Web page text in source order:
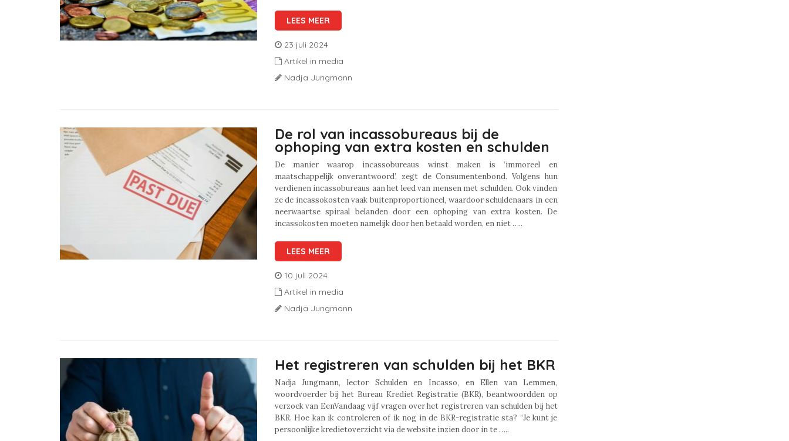
LEES MEER
23 juli 2024
Artikel in media
Nadja Jungmann
De rol van incassobureaus bij de
ophoping van extra kosten en schulden
De manier waarop incassobureaus winst maken is ‘immoreel en
maatschappelijk onverantwoord’, zegt de Consumentenbond. Volgens hun
verdienen incassobureaus aan het leed van mensen met schulden. Ook vinden
ze de incassokosten vaak buitenproportioneel, waardoor schuldenaars in een
neerwaartse spiraal belanden door een ophoping van extra kosten. De
incassokosten moeten namelijk door hen betaald worden, en niet …..
LEES MEER
10 juli 2024
Artikel in media
Nadja Jungmann
Het registreren van schulden bij het BKR
Nadja Jungmann, lector Schulden en Incasso, en Ellen van Lemmen,
woordvoerder bij het Bureau Krediet Registratie (BKR), beantwoordden op
verzoek van EenVandaag vijf vragen over het registreren van schulden bij het
BKR. Hoe kan ik controleren of ik nog in de BKR-registratie sta? “Je kunt je
persoonlijke kredietoverzicht via de website inzien door in te …..